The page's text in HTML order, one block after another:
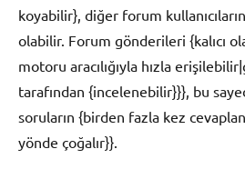
koyabilir}, diğer forum
olabilir. Forum gönderileri {kalıcı
motoru aracılığıyla hızla
tarafından {incelenebilir}}}, bu
soruların {birden fazla kez
yönde çoğalır}}.